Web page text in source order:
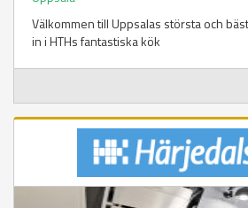
Välkommen till Uppsalas största och
in i HTHs fantastiska kök